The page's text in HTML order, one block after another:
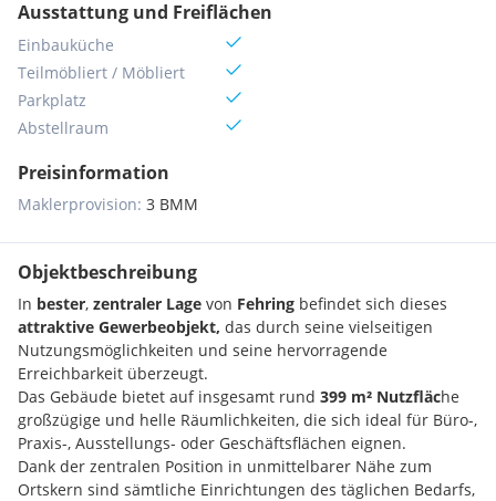
Ausstattung und Freiflächen
Einbauküche
Teilmöbliert / Möbliert
Parkplatz
Abstellraum
Preisinformation
Maklerprovision: 3 BMM
Objektbeschreibung
In bester, zentraler Lage von Fehring befindet sich dieses
attraktive Gewerbeobjekt, das durch seine vielseitigen
Nutzungsmöglichkeiten und seine hervorragende
Erreichbarkeit überzeugt.
Das Gebäude bietet auf insgesamt rund 399 m² Nutzfläche
großzügige und helle Räumlichkeiten, die sich ideal für Büro-,
Praxis-, Ausstellungs- oder Geschäftsflächen eignen.
Dank der zentralen Position in unmittelbarer Nähe zum
Ortskern sind sämtliche Einrichtungen des täglichen Bedarfs,